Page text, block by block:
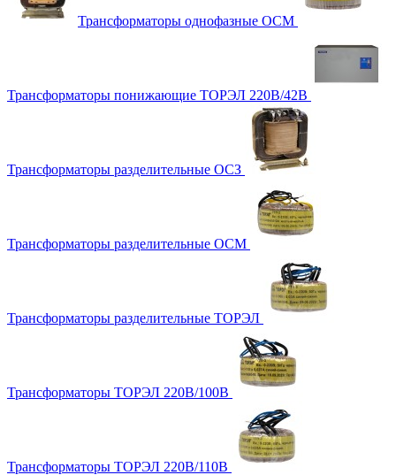
Трансформаторы однофазные ОСМ
Трансформаторы понижающие ТОРЭЛ 220В/42В
Трансформаторы разделительные ОСЗ
Трансформаторы разделительные ОСМ
Трансформаторы разделительные ТОРЭЛ
Трансформаторы ТОРЭЛ 220В/100В
Трансформаторы ТОРЭЛ 220В/110В